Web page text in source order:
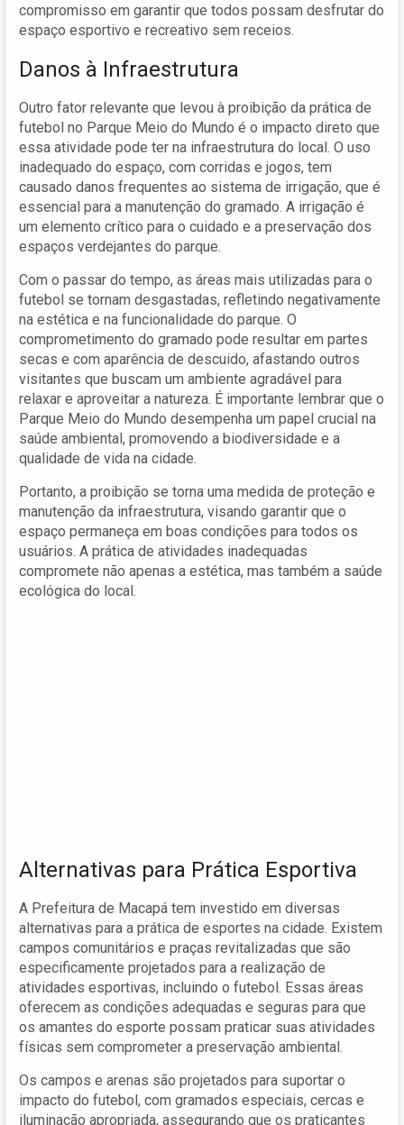
compromisso em garantir que todos possam desfrutar do
espaço esportivo e recreativo sem receios.
Danos à Infraestrutura
Outro fator relevante que levou à proibição da prática de
futebol no Parque Meio do Mundo é o impacto direto que
essa atividade pode ter na infraestrutura do local. O uso
inadequado do espaço, com corridas e jogos, tem
causado danos frequentes ao sistema de irrigação, que é
essencial para a manutenção do gramado. A irrigação é
um elemento crítico para o cuidado e a preservação dos
espaços verdejantes do parque.
Com o passar do tempo, as áreas mais utilizadas para o
futebol se tornam desgastadas, refletindo negativamente
na estética e na funcionalidade do parque. O
comprometimento do gramado pode resultar em partes
secas e com aparência de descuido, afastando outros
visitantes que buscam um ambiente agradável para
relaxar e aproveitar a natureza. É importante lembrar que o
Parque Meio do Mundo desempenha um papel crucial na
saúde ambiental, promovendo a biodiversidade e a
qualidade de vida na cidade.
Portanto, a proibição se torna uma medida de proteção e
manutenção da infraestrutura, visando garantir que o
espaço permaneça em boas condições para todos os
usuários. A prática de atividades inadequadas
compromete não apenas a estética, mas também a saúde
ecológica do local.
Alternativas para Prática Esportiva
A Prefeitura de Macapá tem investido em diversas
alternativas para a prática de esportes na cidade. Existem
campos comunitários e praças revitalizadas que são
especificamente projetados para a realização de
atividades esportivas, incluindo o futebol. Essas áreas
oferecem as condições adequadas e seguras para que
os amantes do esporte possam praticar suas atividades
físicas sem comprometer a preservação ambiental.
Os campos e arenas são projetados para suportar o
impacto do futebol, com gramados especiais, cercas e
iluminação apropriada, assegurando que os praticantes